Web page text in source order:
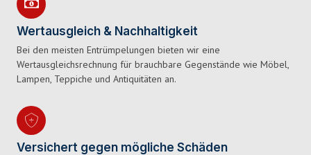
Wertausgleich & Nachhaltigkeit
Bei den meisten Entrümpelungen bieten wir eine
Wertausgleichsrechnung für brauchbare Gegenstände wie Möbel,
Lampen, Teppiche und Antiquitäten an.
Versichert gegen mögliche Schäden